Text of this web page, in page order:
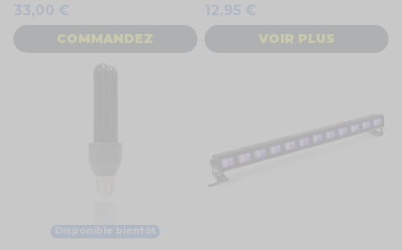
33,00 €
COMMANDEZ
12,95 €
VOIR PLUS
Disponible bientôt